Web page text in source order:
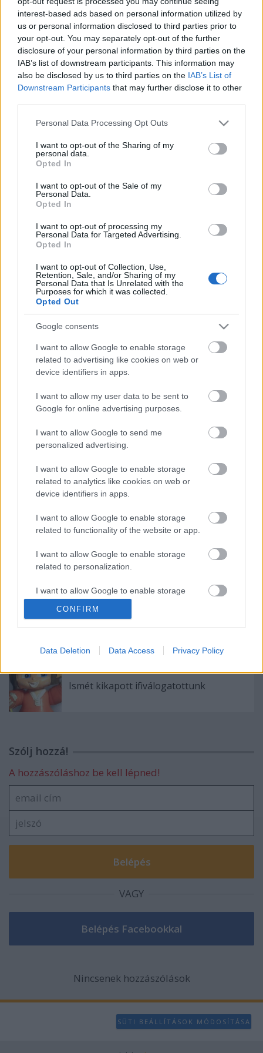
interest-based ads based on personal information utilized by
us or personal information disclosed to third parties prior to
your opt-out. You may separately opt-out of the further
disclosure of your personal information by third parties on the
IAB’s list of downstream participants. This information may
also be disclosed by us to third parties on the IAB’s List of
Downstream Participants that may further disclose it to other
Please note that this website/app uses one or more Google
not limited to your visit or usage behaviour. You may click to
grant or deny consent to Google and its third-party tags to
use your data for below specified purposes in below Google
consent section.
Personal Data Processing Opt Outs
I want to opt-out of the Sharing of my
personal data.
Opted In
I want to opt-out of the Sale of my
Personal Data.
Opted In
I want to opt-out of processing my
Personal Data for Targeted Advertising.
Opted In
I want to opt-out of Collection, Use,
Retention, Sale, and/or Sharing of my
Personal Data that Is Unrelated with the
Purposes for which it was collected.
Opted Out
Google consents
I want to allow Google to enable storage
related to advertising like cookies on web or
device identifiers in apps.
I want to allow my user data to be sent to
Google for online advertising purposes.
I want to allow Google to send me
personalized advertising.
I want to allow Google to enable storage
related to analytics like cookies on web or
device identifiers in apps.
I want to allow Google to enable storage
related to functionality of the website or app.
I want to allow Google to enable storage
related to personalization.
I want to allow Google to enable storage
related to security, including authentication
user protection.
CONFIRM
Data Deletion Data Access Privacy Policy
Az elmúlt évben a négy ország újabb négyéves
megállapodást írt alá, rögzítették, hogy minden évben
előre meghatározott sorrendben és hónapban rendezik
meg a kupákat. Megemelték a pénzdíjat is, minden
kupagyőzelem 120 000 eurót ér, és még egyszer ennyit
kap az összesítésben győztes válogatott. Az idei kiírástól
magabiztosan nyerő oroszokat.
A 2007/08-as sorozat a november 8. és 11. között lezajló
finn Karjala Kupával rajtolt. (További időpontok:
Svédország, LG Hockey Games, 2008. 02. 07-10.,
Csehország: Céska Pojistovná Cup, 2008. 04. 17-20.)
Az eddigi 11 Karjala Kupából 9-et a hazaiak nyertek, de a
címvédők az oroszok. A játékoskereteket és a teljes
élőbenis követhetik az eseményeket.
Ajánlott bejegyzések:
Az NHL megtette újabb javaslatát
Visszavonultatták Marek mezét
Hétvégén Csíki Sör-kupa
Ismét kikapott ifiválogatottunk
Szólj hozzá!
A hozzászóláshoz be kell lépned!
VAGY
Nincsenek hozzászólások
SÜTI BEÁLLÍTÁSOK MÓDOSÍTÁSA